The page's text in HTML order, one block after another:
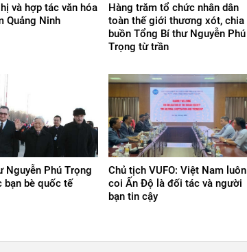
và hợp tác văn hóa
Quảng Ninh
Hàng trăm tổ chức nhân dân
toàn thế giới thương xót, chia
buồn Tổng Bí thư Nguyễn Phú
Trọng từ trần
Nguyễn Phú Trọng
bạn bè quốc tế
Chủ tịch VUFO: Việt Nam luôn
coi Ấn Độ là đối tác và người
bạn tin cậy